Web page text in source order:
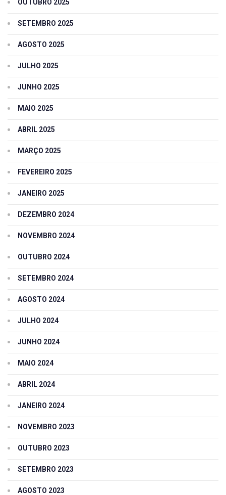
OUTUBRO 2025
SETEMBRO 2025
AGOSTO 2025
JULHO 2025
JUNHO 2025
MAIO 2025
ABRIL 2025
MARÇO 2025
FEVEREIRO 2025
JANEIRO 2025
DEZEMBRO 2024
NOVEMBRO 2024
OUTUBRO 2024
SETEMBRO 2024
AGOSTO 2024
JULHO 2024
JUNHO 2024
MAIO 2024
ABRIL 2024
JANEIRO 2024
NOVEMBRO 2023
OUTUBRO 2023
SETEMBRO 2023
AGOSTO 2023